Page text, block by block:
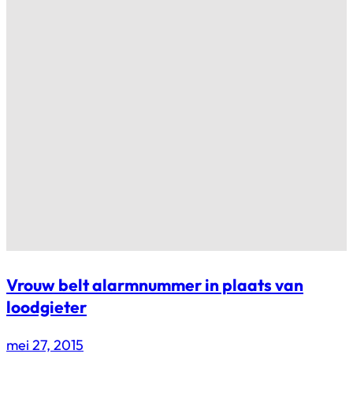
Vrouw belt alarmnummer in plaats van
loodgieter
mei 27, 2015